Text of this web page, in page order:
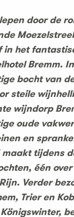
door de
in het
Bremm.
bocht van
steile
wijndorp
oude
en
tijdens
één
Verder
Trier en